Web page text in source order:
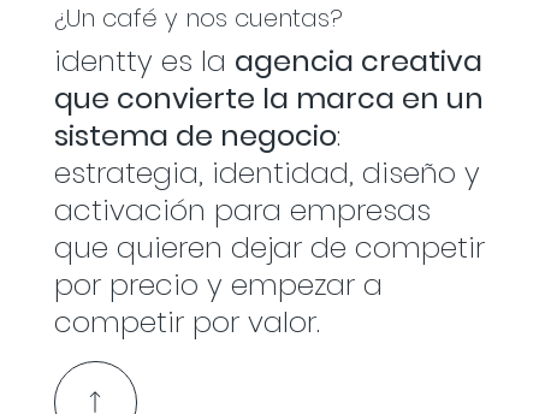
¿Un café y nos cuentas?
identty es la agencia creativa
que convierte la marca en un
sistema de negocio:
estrategia, identidad, diseño y
activación para empresas
que quieren dejar de competir
por precio y empezar a
competir por valor.